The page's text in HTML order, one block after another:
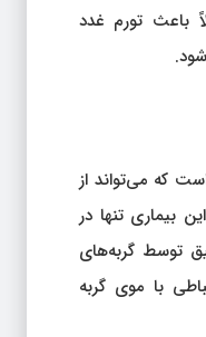
باعث تورم غدد
که می‌تواند از
بیماری تنها در
توسط گربه‌های
با موی گربه